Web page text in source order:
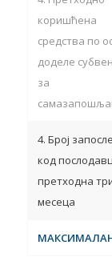
коришћена
средства по
доделе
за
4. Број
код
претходна
месеца